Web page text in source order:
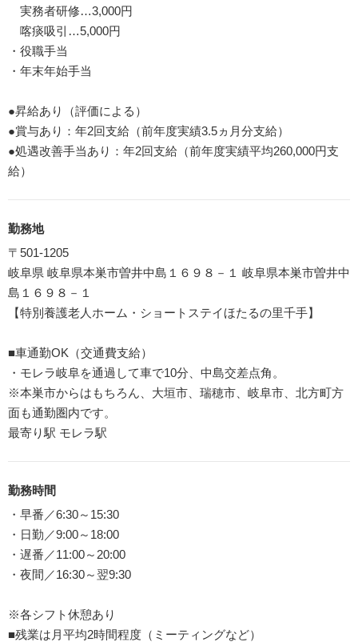
実務者研修…3,000円
喀痰吸引…5,000円
・役職手当
・年末年始手当
●昇給あり（評価による）
●賞与あり：年2回支給（前年度実績3.5ヵ月分支給）
●処遇改善手当あり：年2回支給（前年度実績平均260,000円支
給）
勤務地
〒501-1205
岐阜県 岐阜県本巣市曽井中島１６９８－１ 岐阜県本巣市曽井中
島１６９８－１
【特別養護老人ホーム・ショートステイほたるの里千手】
■車通勤OK（交通費支給）
・モレラ岐阜を通過して車で10分、中島交差点角。
※本巣市からはもちろん、大垣市、瑞穂市、岐阜市、北方町方
面も通勤圏内です。
最寄り駅 モレラ駅
勤務時間
・早番／6:30～15:30
・日勤／9:00～18:00
・遅番／11:00～20:00
・夜間／16:30～翌9:30
※各シフト休憩あり
■残業は月平均2時間程度（ミーティングなど）